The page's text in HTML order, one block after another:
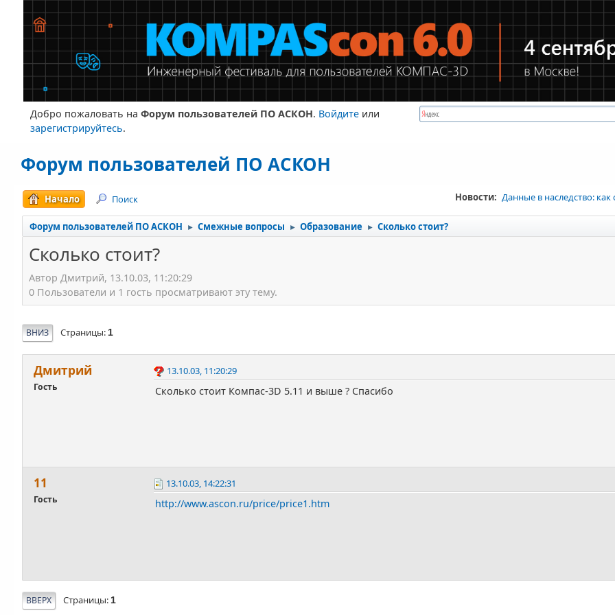
Добро пожаловать на Форум пользователей ПО АСКОН. Войдитеили
зарегистрируйтесь.
Форум пользователей ПО АСКОН
Новости: Данные в наследство:
Начало Поиск
Форум пользователей ПО АСКОН ► Смежные вопросы ► Образование ► Сколько стоит?
Сколько стоит?
Автор Дмитрий, 13.10.03, 11:20:29
0 Пользователи и 1 гость просматривают эту тему.
ВНИЗ Страницы 1
Дмитрий
Гость
13.10.03, 11:20:29
Сколько стоит Компас-3D 5.11 и выше ? Спасибо
11
Гость
13.10.03, 14:22:31
http://www.ascon.ru/price/price1.htm
ВВЕРХ Страницы 1